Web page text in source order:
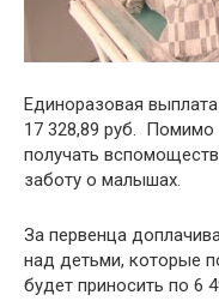
Единоразовая
17 328,89 руб. Помимо
получать
заботу о малышах.
За первенца
над детьми, которые
будет приносить по 6